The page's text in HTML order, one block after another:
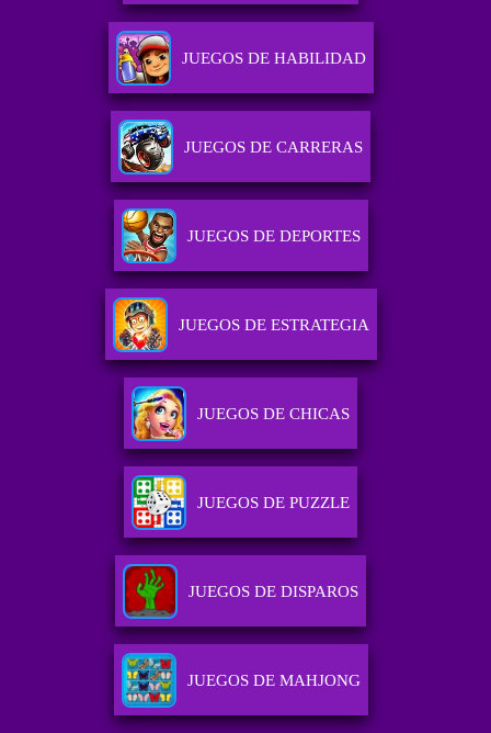
JUEGOS DE HABILIDAD
JUEGOS DE CARRERAS
JUEGOS DE DEPORTES
JUEGOS DE ESTRATEGIA
JUEGOS DE CHICAS
JUEGOS DE PUZZLE
JUEGOS DE DISPAROS
JUEGOS DE MAHJONG